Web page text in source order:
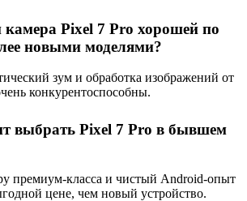
камера Pixel 7 Pro хорошей по
новыми моделями?
зум и обработка изображений от
конкурентоспособны.
выбрать Pixel 7 Pro в бывшем
премиум-класса и чистый Android-опыт
цене, чем новый устройство.